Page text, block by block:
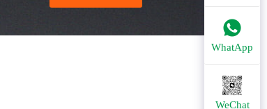
WhatApp
WeChat